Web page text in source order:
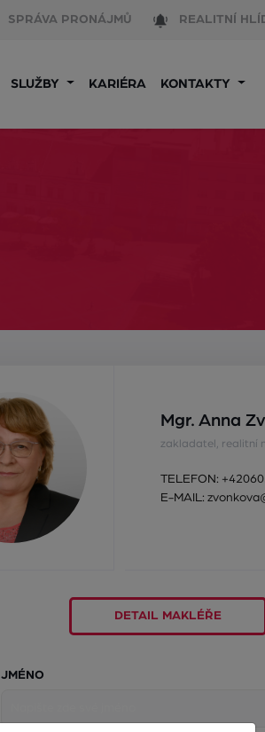
SPRÁVA PRONÁJMŮ REALITNÍ
SLUŽBY KARIÉRA KONTAKTY
Mgr. Anna
zakladatel, realitní
TELEFON:
E-MAIL:
DETAIL MAKLÉŘE
JMÉNO